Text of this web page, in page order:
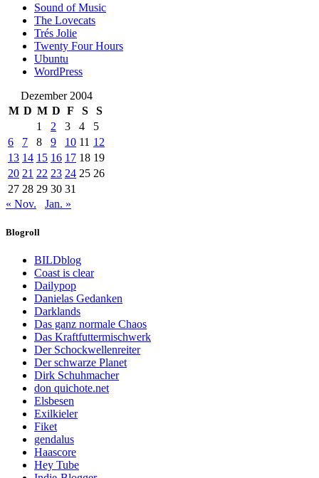
Sound of Music
The Lovecats
Trés Jolie
Twenty Four Hours
Ubuntu
WordPress
Dezember 2004
M D M D F S
S
1
2 3 4
5
6
7 8 9 10 11 12
13 14 15 16 17 18 19
20 21 22 23 24 25 26
27 28 29 30 31
« Nov.
Jan. »
Blogroll
BILDblog
Coast is clear
Dailypop
Danielas Gedanken
Darklands
Das ganz normale Chaos
Das Kraftfuttermischwerk
Der Schockwellenreiter
Der schwarze Planet
Dirk Schuhmacher
don quichote.net
Elsbesen
Exilkieler
Fiket
gendalus
Haascore
Hey Tube